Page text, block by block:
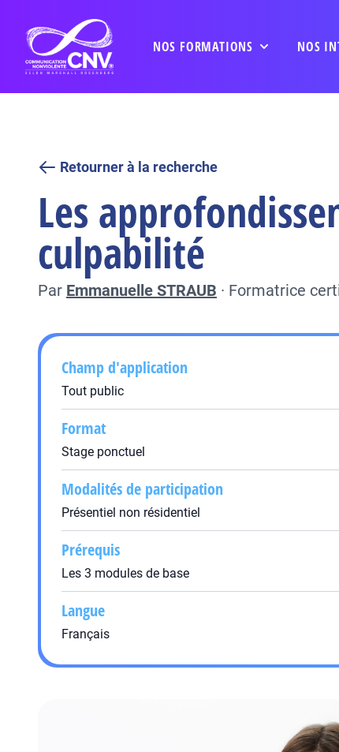
NOS FORMATIONS NOS
Retourner à la recherche
Les
culpabilité
Par Emmanuelle STRAUB · Formatrice
Champ d'application
Tout public
Format
Stage ponctuel
Modalités de participation
Présentiel non résidentiel
Prérequis
Les 3 modules de base
Langue
Français